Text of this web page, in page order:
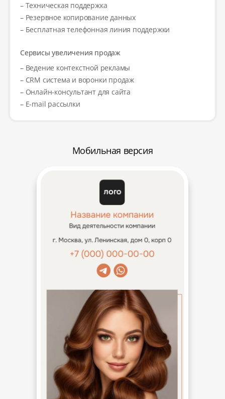
– Техническая поддержка
– Резервное копирование данных
– Бесплатная телефонная линия поддержки
Сервисы увеличения продаж
– Ведение контекстной рекламы
– CRM система и воронки продаж
– Онлайн-консультант для сайта
– E-mail рассылки
Мобильная версия